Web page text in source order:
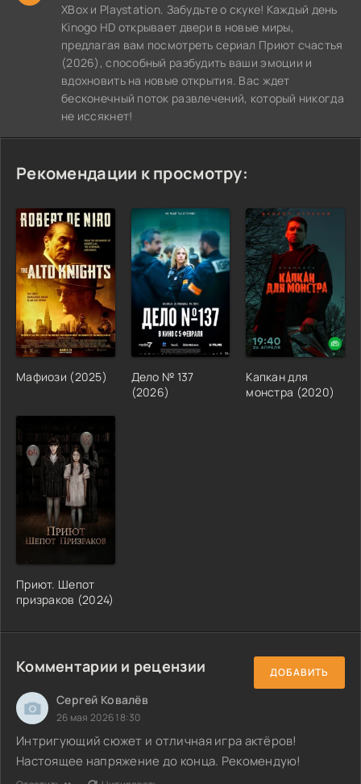
XBox и Playstation. Забудьте о скуке! Каждый день
Kinogo HD открывает двери в новые миры,
предлагая вам посмотреть сериал Приют счастья
(2026), способный разбудить ваши эмоции и
вдохновить на новые открытия. Вас ждет
бесконечный поток развлечений, который никогда
не иссякнет!
Рекомендации к просмотру:
Мафиози (2025)
Дело № 137
(2026)
Капкан для
монстра (2020)
Приют. Шепот
призраков (2024)
Комментарии и рецензии ДОБАВИТЬ
Сергей Ковалёв
26 мая 2026 18:30
Интригующий сюжет и отличная игра актёров!
Настоящее напряжение до конца. Рекомендую!